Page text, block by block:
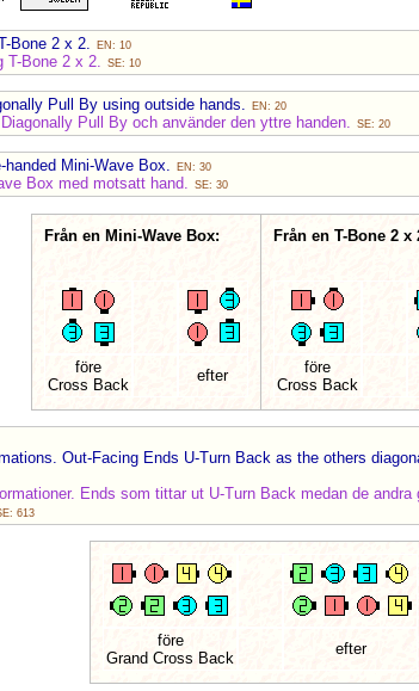
Bone 2 x 2. EN: 10
T-Bone 2 x 2. SE: 10
Pull By using outside hands. EN: 20
Pull By och använder den yttre handen. SE: 20
Mini-Wave Box. EN: 30
Box med motsatt hand. SE: 30
Från en Mini-Wave Box:
före
Cross Back
efter
Från en T-Bone 2 x
före
Cross Back
Out-Facing Ends U-Turn Back as the others
Ends som tittar ut U-Turn Back medan de
613
före
Grand Cross Back
efter